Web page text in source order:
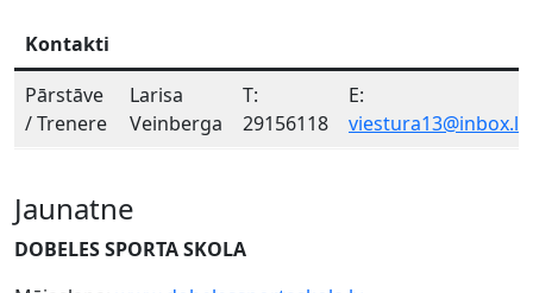
Kontakti
Pārstāve
/ Trenere
Larisa
Veinberga
T:
29156118
E:
viestura13@inbox.lv
Jaunatne
DOBELES SPORTA SKOLA